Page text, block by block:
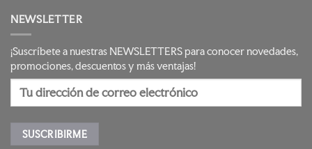
NEWSLETTER
¡Suscríbete a nuestras NEWSLETTERS para conocer novedades,
promociones, descuentos y más ventajas!